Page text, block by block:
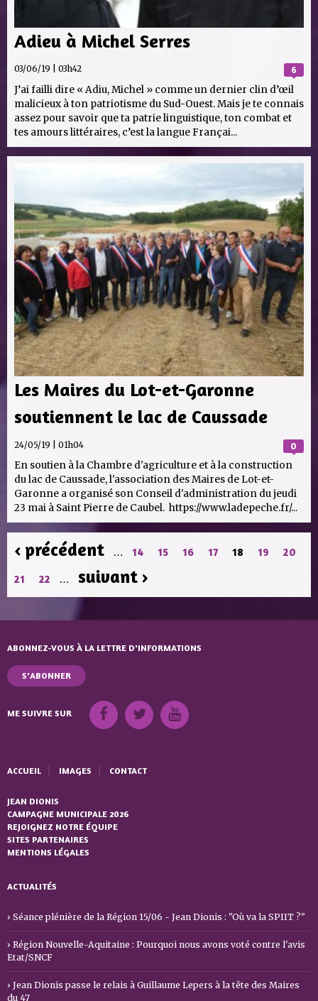
Adieu à Michel Serres
6
03/06/19 | 03h42
J’ai failli dire « Adiu, Michel » comme un dernier clin d’œil
malicieux à ton patriotisme du Sud-Ouest. Mais je te connais
assez pour savoir que ta patrie linguistique, ton combat et
tes amours littéraires, c’est la langue Françai...
Les Maires du Lot-et-Garonne
soutiennent le lac de Caussade
0
24/05/19 | 01h04
En soutien à la Chambre d'agriculture et à la construction
du lac de Caussade, l'association des Maires de Lot-et-
Garonne a organisé son Conseil d'administration du jeudi
23 mai à Saint Pierre de Caubel. https://www.ladepeche.fr/...
‹ précédent … 14 15 16 17 18 19
20
21
22 … suivant ›
ABONNEZ-VOUS À LA LETTRE D'INFORMATIONS
S'ABONNER
ME SUIVRE SUR
ACCUEIL IMAGES CONTACT
JEAN DIONIS
CAMPAGNE MUNICIPALE 2026
REJOIGNEZ NOTRE ÉQUIPE
SITES PARTENAIRES
MENTIONS LÉGALES
ACTUALITÉS
Séance plénière de la Région 15/06 - Jean Dionis : "Où va la SPIIT ?"
Région Nouvelle-Aquitaine : Pourquoi nous avons voté contre l'avis
Etat/SNCF
Jean Dionis passe le relais à Guillaume Lepers à la tête des Maires
du 47